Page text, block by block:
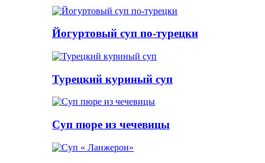
Йогуртовый суп по-турецки
Турецкий куриный суп
Суп пюре из чечевицы